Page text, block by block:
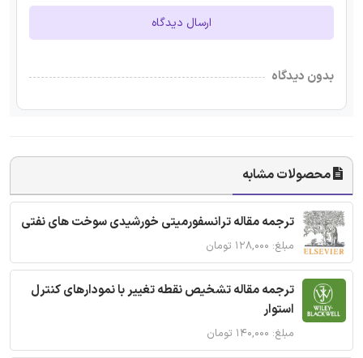
ارسال دیدگاه
بدون دیدگاه
محصولات مشابه
ترجمه مقاله ترانسفورمیتی خورشیدی سوخت های نفتی
مبلغ: ۱۲۸,۰۰۰ تومان
ترجمه مقاله تشخیص نقطه تغییر با نمودارهای کنترل
استوار
مبلغ: ۱۴۰,۰۰۰ تومان